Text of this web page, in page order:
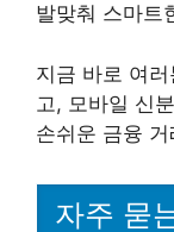
발맞춰 스마트
지금 바로 여
고, 모바일 신
손쉬운 금융
자주 묻